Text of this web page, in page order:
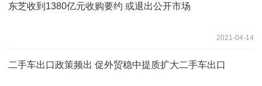
东芝收到1380亿元收购要约 或退出公开市场
2021-04-14
二手车出口政策频出 促外贸稳中提质扩大二手车出口